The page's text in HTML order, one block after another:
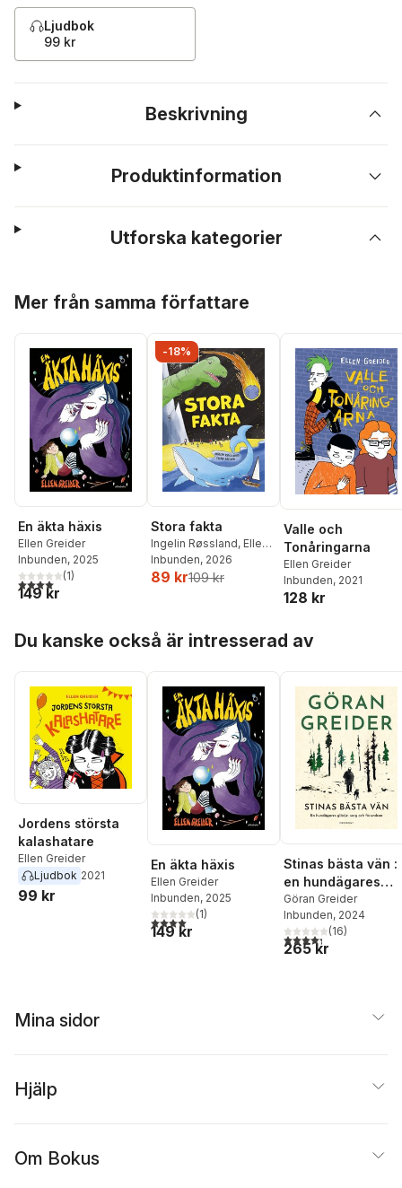
Ljudbok
99 kr
Beskrivning
Produktinformation
Utforska kategorier
Mer från samma författare
En äkta häxis
Ellen Greider
Inbunden, 2025
4,0utav 5 stjärnor. Totalt antal röster:
(1)
149 kr
-18%
Stora fakta
Ingelin Røssland, Ellen
Greider
Inbunden, 2026
89 kr109 kr
Valle och
Tonåringarna
Ellen Greider
Inbunden, 2021
128 kr
Du kanske också är intresserad av
Jordens största
kalashatare
Ellen Greider
Ljudbok 2021
99 kr
En äkta häxis
Ellen Greider
Inbunden, 2025
4,0utav 5 stjärnor. Totalt antal röster:
(1)
149 kr
Stinas bästa vän :
en hundägares
glädje, sorg och
förundran
Göran Greider
Inbunden, 2024
4,3utav 5 stjärnor.
(16)
265 kr
Mina sidor
Hjälp
Om Bokus